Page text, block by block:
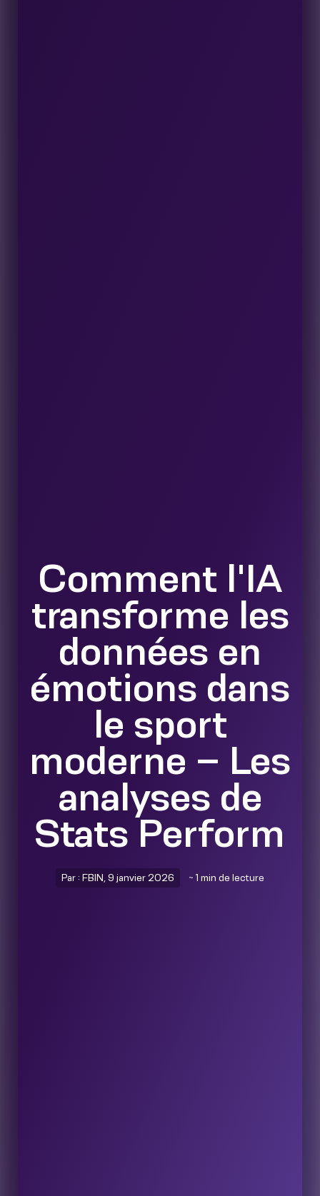
Comment l'IA
transforme les
données en
émotions dans
le sport
moderne – Les
analyses de
Stats Perform
Par : FBIN, 9 janvier 2026 ~ 1 min de lecture